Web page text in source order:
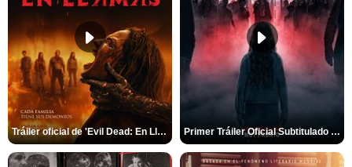
Tráiler oficial de 'Evil Dead: En Llamas' Primer Tráiler Oficial Subtitulado de 'La Noche Del Demonio: Están Entre Nosotros'